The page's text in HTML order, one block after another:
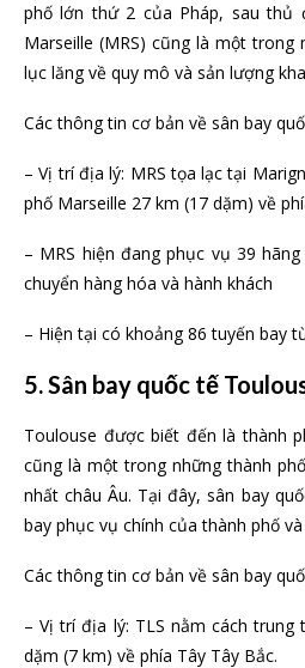
phố lớn thứ 2 của Pháp, sau thủ
Marseille (MRS) cũng là một
lục lăng về quy mô và sản lượng
Các thông tin cơ bản về sân bay
– Vị trí địa lý: MRS tọa lạc tại
phố Marseille 27 km (17 dặm) về
– MRS hiện đang phục vụ 39
chuyển hàng hóa và hành khách
– Hiện tại có khoảng 86 tuyến bay
5. Sân bay quốc tế
Toulouse được biết đến là thành
cũng là một trong những thành
nhất châu Âu. Tại đây, sân bay
bay phục vụ chính của thành phố
Các thông tin cơ bản về sân bay
– Vị trí địa lý: TLS nằm cách
dặm (7 km) về phía Tây Tây Bắc.